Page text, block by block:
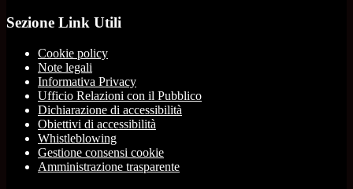
Sezione Link Utili
Cookie policy
Note legali
Informativa Privacy
Ufficio Relazioni con il Pubblico
Dichiarazione di accessibilità
Obiettivi di accessibilità
Whistleblowing
Gestione consensi cookie
Amministrazione trasparente